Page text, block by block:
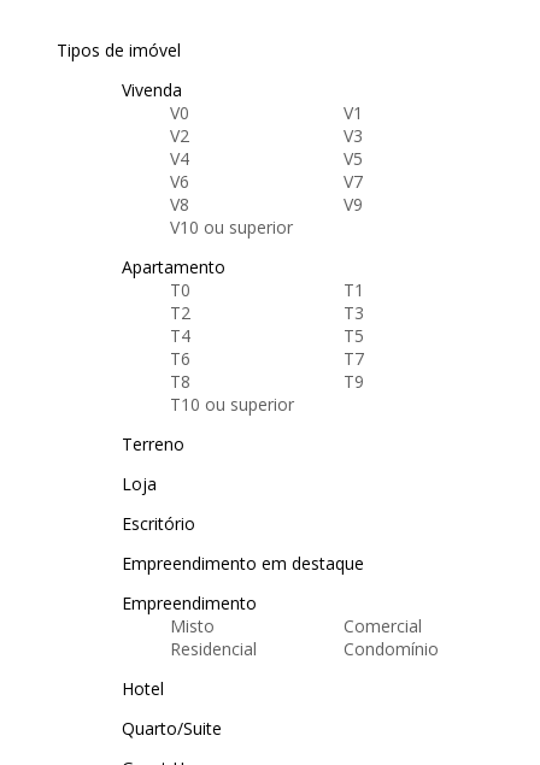
Tipos de imóvel
Vivenda
V0
V1
V2
V3
V4
V5
V6
V7
V8
V9
V10 ou superior
Apartamento
T0
T1
T2
T3
T4
T5
T6
T7
T8
T9
T10 ou superior
Terreno
Loja
Escritório
Empreendimento em destaque
Empreendimento
Misto
Comercial
Residencial
Condomínio
Hotel
Quarto/Suite